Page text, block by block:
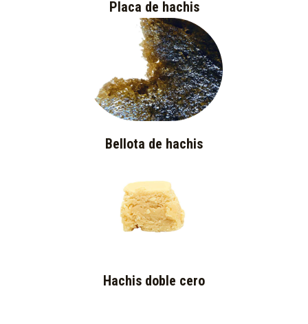
Placa de hachis
Bellota de hachis
Hachis doble cero